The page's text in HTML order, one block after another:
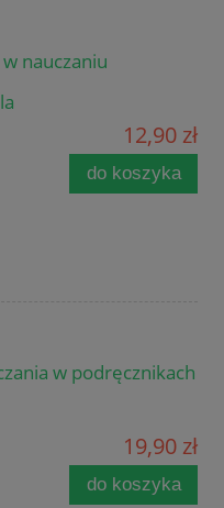
nauczaniu
12,90 zł
do koszyka
w podręcznikach
19,90 zł
do koszyka